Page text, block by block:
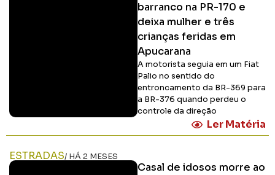
barranco na PR-170 e
deixa mulher e três
crianças feridas em
Apucarana
A motorista seguia em um Fiat
Palio no sentido do
entroncamento da BR-369 para
a BR-376 quando perdeu o
controle da direção
Ler Matéria
ESTRADAS/ HÁ 2 MESES
Casal de idosos morre ao